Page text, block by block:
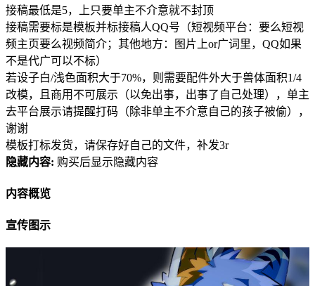
接稿最低是5，上只要单主不介意就不封顶
接稿需要标是模板并标接稿人QQ号（短视频平台：要么短视
频主页要么视频简介；其他地方：图片上or广词里，QQ如果
不是代广可以不标）
若设子白/浅色面积大于70%，则需要配件外大于兽体面积1/4
改模，且商用不可展示（以免出事，出事了自己处理），单主
去平台展示请提醒打码（除非单主不介意自己的孩子被偷），
谢谢
模板打标发货，请保存好自己的文件，补发3r
隐藏内容: 购买后显示隐藏内容
内容概览
宣传图示